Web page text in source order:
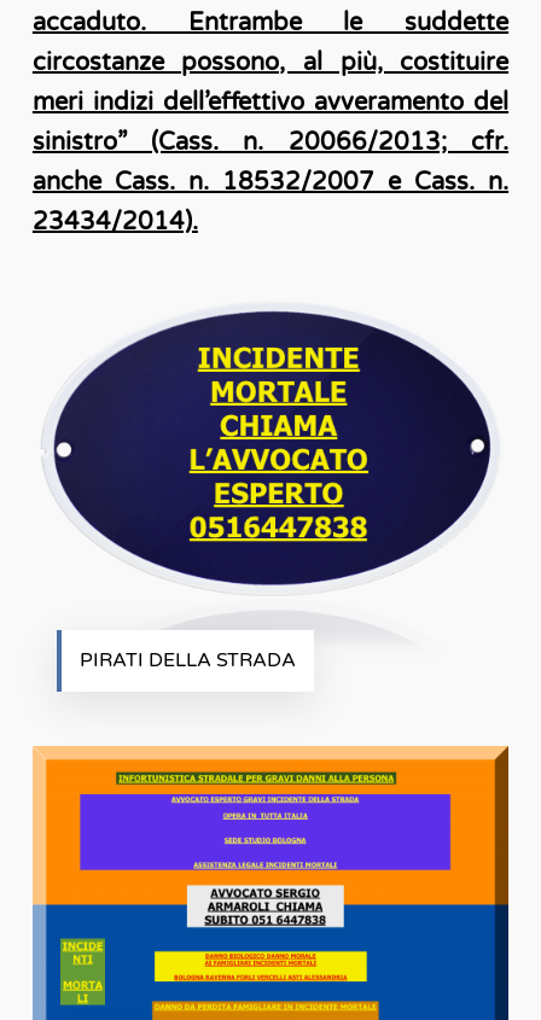
accaduto. Entrambe le suddette
circostanze possono, al più, costituire
meri indizi dell’effettivo avveramento del
sinistro” (Cass. n. 20066/2013; cfr.
anche Cass. n. 18532/2007 e Cass. n.
23434/2014).
PIRATI DELLA STRADA